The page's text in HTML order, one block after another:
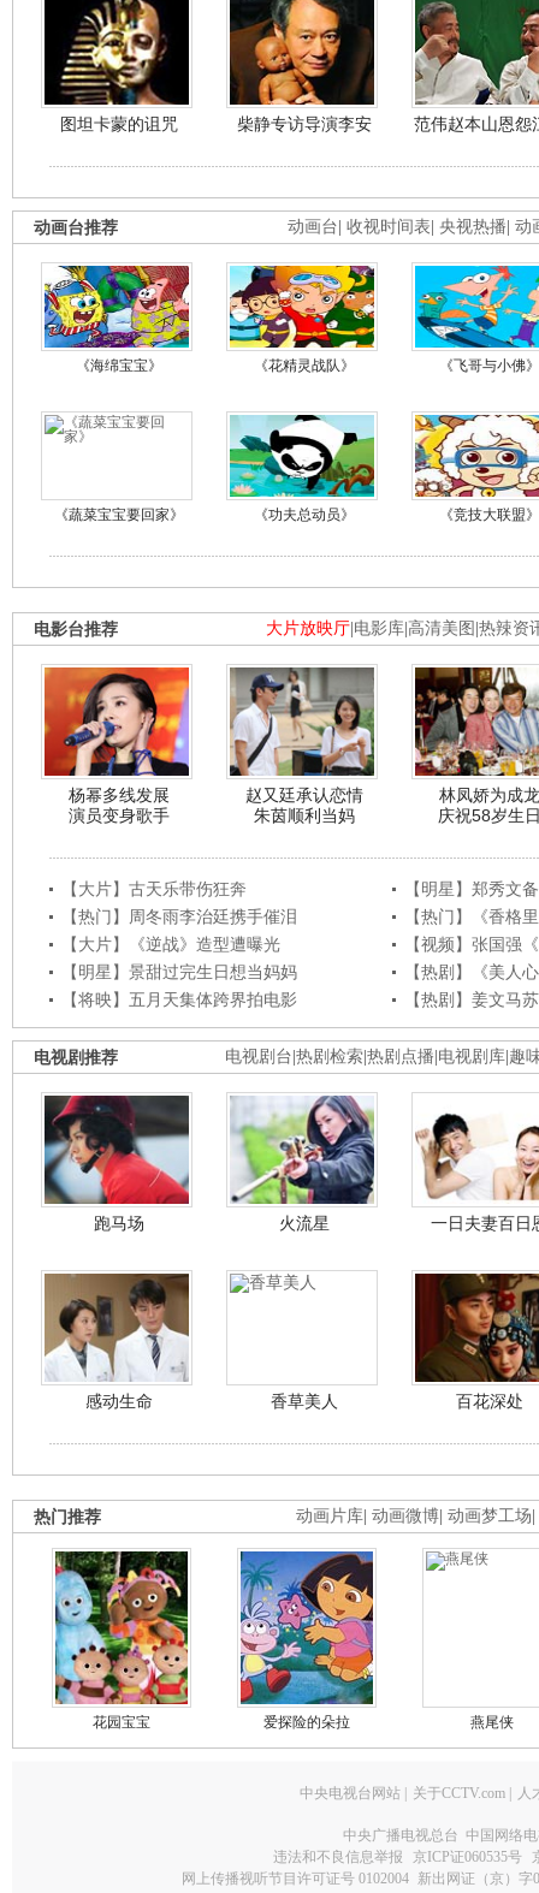
图坦卡蒙的诅咒 柴静专访导演李安 范伟赵本山恩怨
动画台 收视时间表 央视热播 动
动画台推荐
《海绵宝宝》 《花精灵战队》 《飞哥与小佛》
《蔬菜宝宝要回家》 《功夫总动员》 《竞技大联盟》
大片放映厅 电影库 高清美图 热辣资
电影台推荐
杨幂多线发展
演员变身歌手
赵又廷承认恋情
朱茵顺利当妈
林凤娇为成龙
庆祝58岁生
【大片】古天乐带伤狂奔
【明星】郑秀文
【热门】周冬雨李治廷携手催泪
【热门】《香格
【大片】《逆战》造型遭曝光
【视频】张国强
【明星】景甜过完生日想当妈妈
【热剧】《美人
【将映】五月天集体跨界拍电影
【热剧】姜文马
电视剧台 热剧检索 热剧点播 电视剧库 趣
电视剧推荐
跑马场 火流星 一日夫妻百日
感动生命 香草美人 百花深处
动画片库 动画微博 动画梦工场
热门推荐
花园宝宝 爱探险的朵拉 燕尾侠
中央电视台网站 关于CCTV.com 人
中央广播电视总台 中国网络
违法和不良信息举报
京ICP证060535号
网上传播视听节目许可证号 0102004 新出网证（京）